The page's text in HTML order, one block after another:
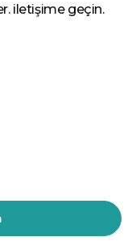
iletişime geçin.